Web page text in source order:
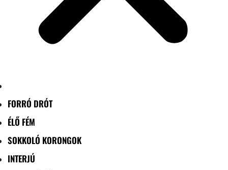
FORRÓ DRÓT
ÉLŐ FÉM
SOKKOLÓ KORONGOK
INTERJÚ